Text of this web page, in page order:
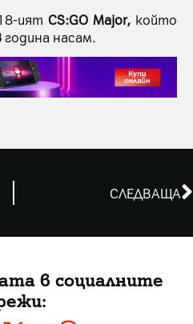
ият CS:GO Major, който
година насам.
СЛЕДВАЩА
в социалните